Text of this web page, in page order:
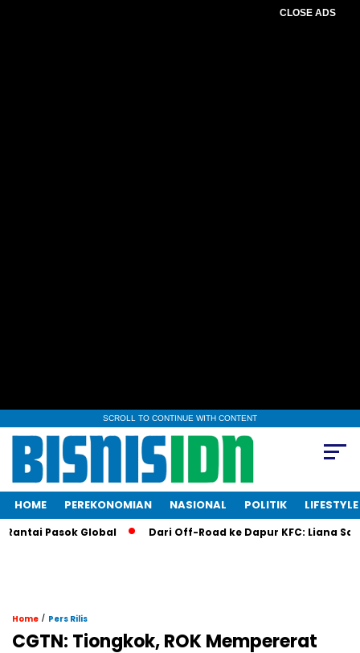
CLOSE ADS
SCROLL TO CONTINUE WITH CONTENT
HOME PEREKONOMIAN NASIONAL POLITIK LIFESTYLE
Pasok Global Dari Off-Road ke Dapur KFC: Liana
Home / Pers Rilis
CGTN: Tiongkok, ROK Mempererat